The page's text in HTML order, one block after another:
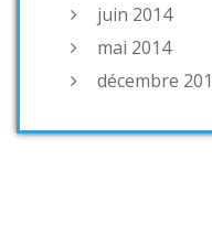
juin 2014
mai 2014
décembre